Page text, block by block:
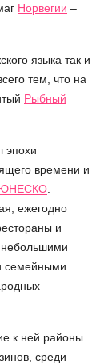
Норвегии –
языка так и
тем, что на
Рыбный
эпохи
времени и
ежегодно
и
небольшими
семейными
к ней районы
среди